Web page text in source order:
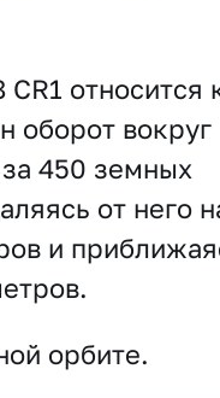
относится
оборот вокруг
450 земных
от него
и
орбите.